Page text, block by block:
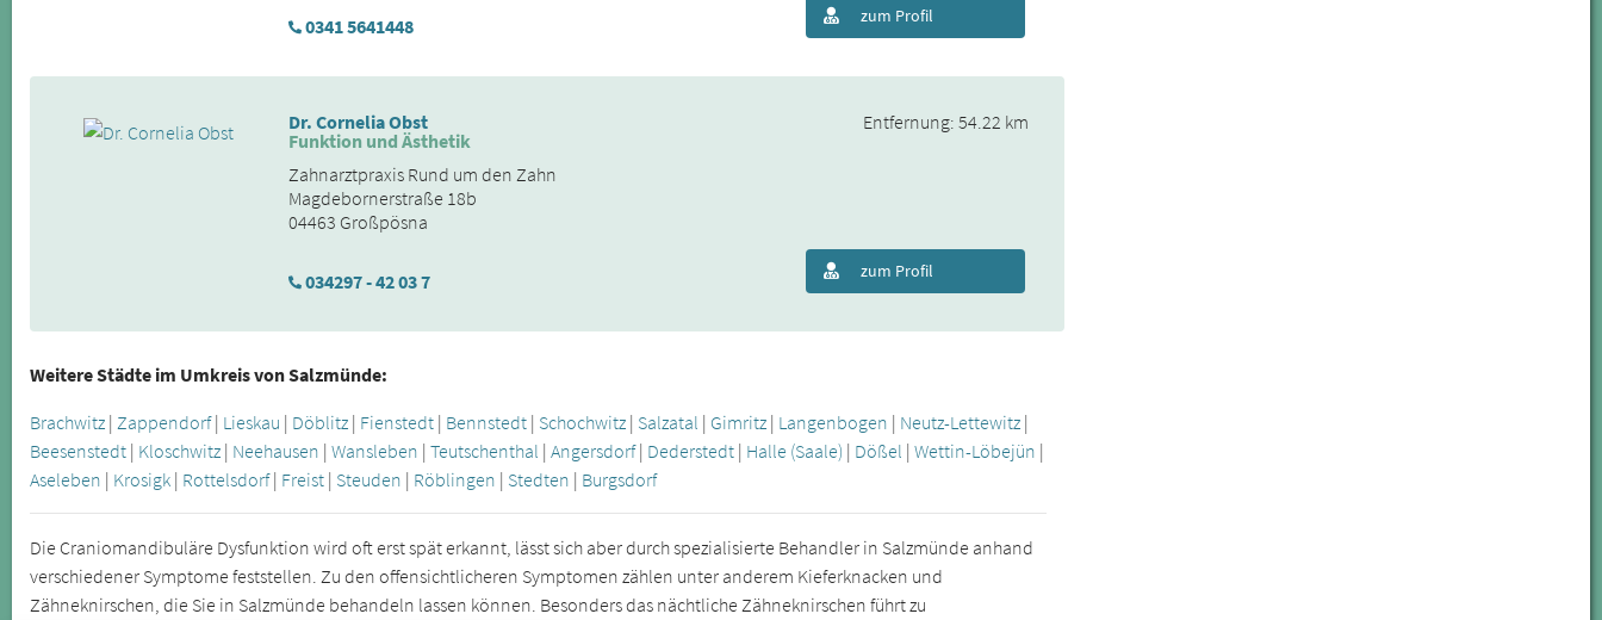
0341 5641448 zum Profil
Dr. Cornelia Obst
Funktion und Ästhetik
Zahnarztpraxis Rund um den Zahn
Magdebornerstraße 18b
04463 Großpösna
034297 - 42 03 7
Entfernung: 54.22 km
zum Profil
Weitere Städte im Umkreis von Salzmünde:
Brachwitz |Zappendorf| Lieskau | Döblitz | Fienstedt | Bennstedt | Schochwitz | Salzatal | Gimritz | Langenbogen | Neutz-Lettewitz |
Beesenstedt | Kloschwitz | Neehausen |Wansleben |Teutschenthal |Angersdorf| Dederstedt | Halle (Saale) | Dößel |Wettin-Löbejün |
Aseleben | Krosigk | Rottelsdorf| Freist | Steuden | Röblingen | Stedten | Burgsdorf
Die Craniomandibuläre Dysfunktion wird oft erst spät erkannt, lässt sich aber durch spezialisierte Behandler in Salzmünde anhand
verschiedener Symptome feststellen. Zu den offensichtlicheren Symptomen zählen unter anderem Kieferknacken und
Zähneknirschen, die Sie in Salzmünde behandeln lassen können. Besonders das nächtliche Zähneknirschen führt zu